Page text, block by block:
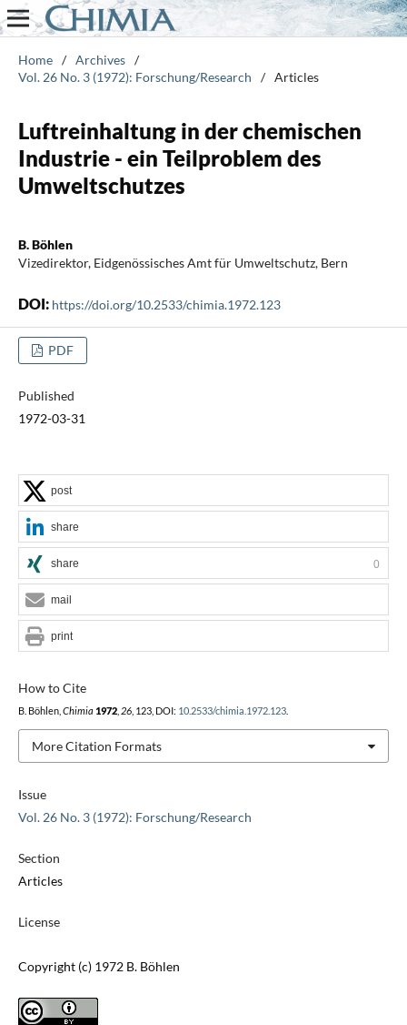
Home / Archives /
Vol. 26 No. 3 (1972): Forschung/Research
/ Articles
Luftreinhaltung in der chemischen
Industrie - ein Teilproblem des
Umweltschutzes
B. Böhlen
Vizedirektor, Eidgenössisches Amt für Umweltschutz, Bern
DOI: https://doi.org/10.2533/chimia.1972.123
PDF
Published
1972-03-31
Issue
Vol. 26 No. 3 (1972): Forschung/Research
Section
Articles
License
Copyright (c) 1972 B. Böhlen
How to Cite
B. Böhlen, Chimia 1972, 26, 123, DOI: 10.2533/chimia.1972.123.
More Citation Formats
post
share
share 0
mail
print